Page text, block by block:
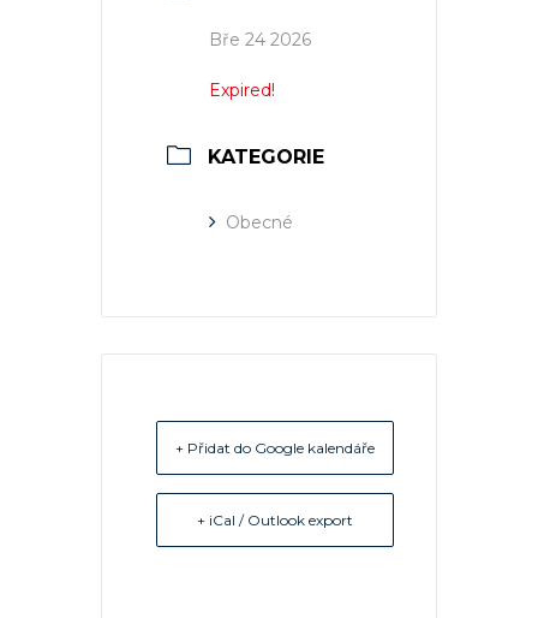
Bře 24 2026
Expired!
KATEGORIE
Obecné
+ Přidat do Google kalendáře
+ iCal / Outlook export